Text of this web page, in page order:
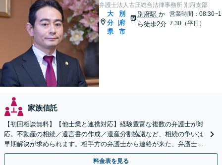
弁護士法人古庄総合法律事務所 別府支部
大
分
県
別
府
市
別府駅 か
ら徒歩2分
営業時間：08:30~1
7:30（平日）
家族信託
【初回相談無料】【他士業と連携対応】経験豊富な複数の弁護士が対
応。不動産の相続／遺言書の作成／遺産分割協議など、相続の争いは
早期解決が求められます。相手方の弁護士から連絡が来た、弁護士へ
の依頼を具体的に検討している方はご相談ください。
料金表を見る